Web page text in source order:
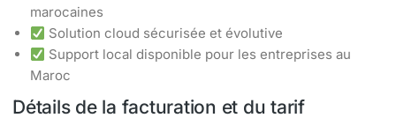
marocaines
Solution cloud sécurisée et évolutive
Support local disponible pour les entreprises au
Maroc
Détails de la facturation et du tarif